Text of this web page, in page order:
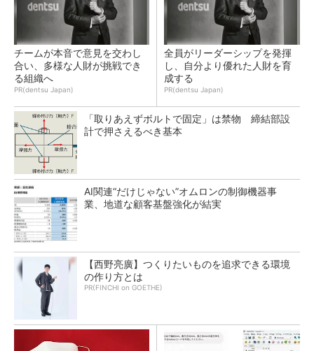
チームが本音で意見を交わし
合い、多様な人財が挑戦でき
る組織へ
PR(dentsu Japan)
全員がリーダーシップを発揮
し、自分より優れた人財を育
成する
PR(dentsu Japan)
「取りあえずボルトで固定」は禁物 締結部設
計で押さえるべき基本
AI関連“だけじゃない”オムロンの制御機器事
業、地道な顧客基盤強化が結実
【西野亮廣】つくりたいものを追求できる環境
の作り方とは
PR(FINCHI on GOETHE)